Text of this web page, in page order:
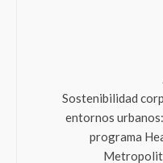
Sostenibilidad
entornos
programa